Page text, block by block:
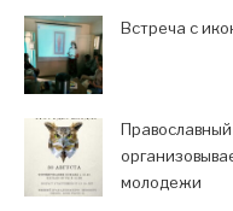
Встреча с
молодежи